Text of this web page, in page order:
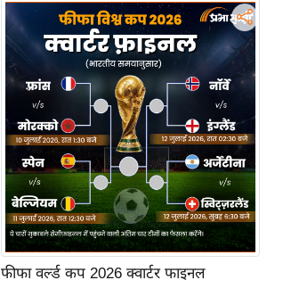
फीफा वर्ल्ड कप 2026 क्वार्टर फाइनल